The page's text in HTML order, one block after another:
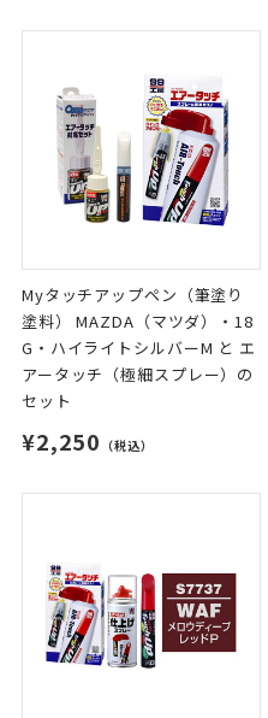
Myタッチアップペン（筆塗り
塗料） MAZDA（マツダ）・18
G・ハイライトシルバーM と エ
アータッチ（極細スプレー）の
セット
¥2,250 （税込）